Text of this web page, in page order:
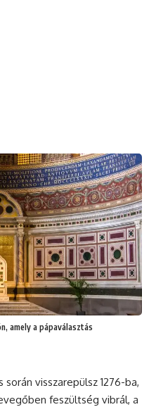
amely a pápaválasztás
visszarepülsz 1276-ba,
feszültség vibrál, a